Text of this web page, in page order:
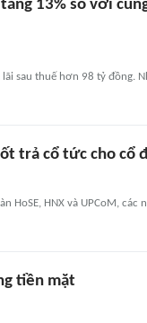
13% so với
sau thuế hơn 98 tỷ đồng.
trả cổ tức cho cổ
HoSE, HNX và UPCoM,
tiền mặt